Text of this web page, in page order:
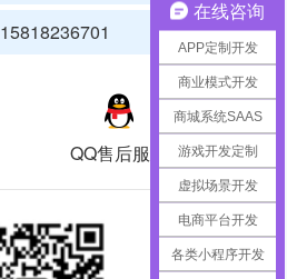
15818236701
QQ售后服务
在线咨询
APP定制开发
商业模式开发
商城系统SAAS
游戏开发定制
虚拟场景开发
电商平台开发
各类小程序开发